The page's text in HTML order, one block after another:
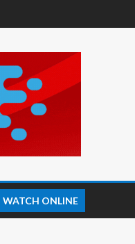
WATCH ONLINE